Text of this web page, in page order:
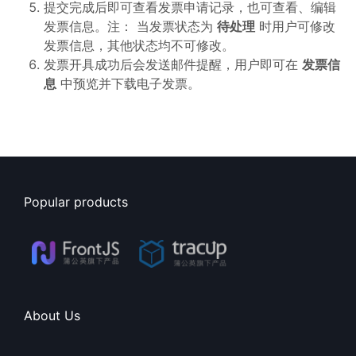
提交完成后即可查看发票申请记录，也可查看、编辑
发票信息。注： 当发票状态为 待处理 时用户可修改
发票信息，其他状态均不可修改。
发票开具成功后会发送邮件提醒，用户即可在 发票信
息 中预览并下载电子发票。
Popular products
About Us